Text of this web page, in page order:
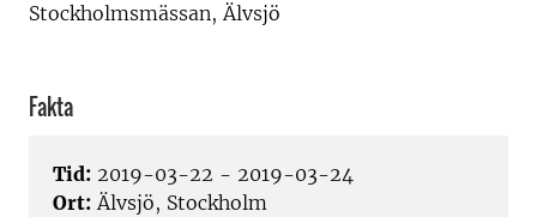
Stockholmsmässan, Älvsjö
Fakta
Tid: 2019-03-22 - 2019-03-24
Ort: Älvsjö, Stockholm